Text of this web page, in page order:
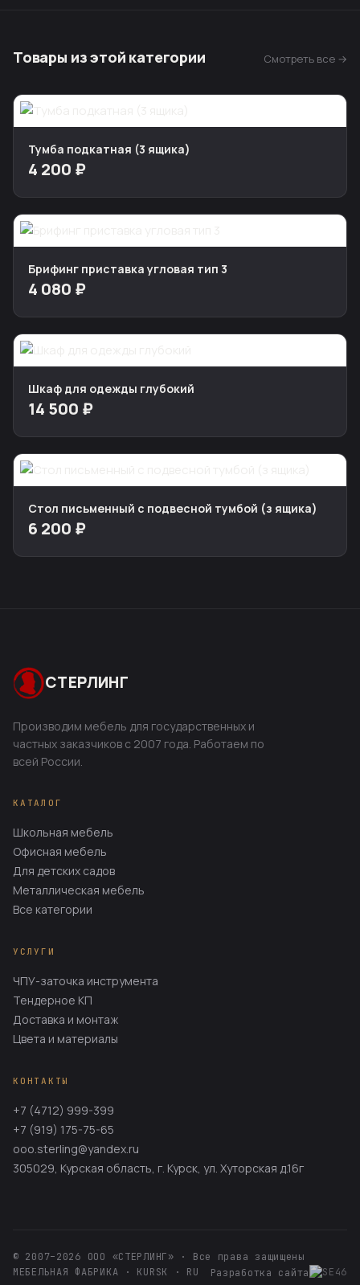
Товары из этой категории Смотреть все →
Тумба подкатная (3 ящика)
4 200 ₽
Брифинг приставка угловая тип 3
4 080 ₽
Шкаф для одежды глубокий
14 500 ₽
Стол письменный с подвесной тумбой (з ящика)
6 200 ₽
СТЕРЛИНГ
Производим мебель для государственных и
частных заказчиков с 2007 года. Работаем по
всей России.
КАТАЛОГ
Школьная мебель
Офисная мебель
Для детских садов
Металлическая мебель
Все категории
УСЛУГИ
ЧПУ-заточка инструмента
Тендерное КП
Доставка и монтаж
Цвета и материалы
КОНТАКТЫ
+7 (4712) 999-399
+7 (919) 175-75-65
ooo.sterling@yandex.ru
305029, Курская область, г. Курск, ул. Хуторская д.16г
© 2007–2026 ООО «СТЕРЛИНГ» · Все права защищены
МЕБЕЛЬНАЯ ФАБРИКА · KURSK · RU
Разработка сайта